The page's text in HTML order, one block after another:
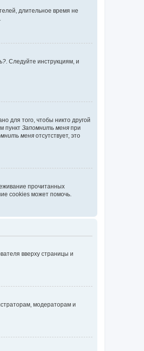
длительное время не
. Следуйте инструкциям, и
для того, чтобы никто другой
пункт Запомнить меня при
меня отсутствует, это
прочитанных
cookies может помочь.
вверху страницы и
модераторам и